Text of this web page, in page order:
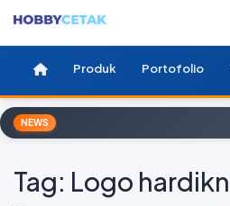
Produk Portofolio
NEWS
Tag: Logo